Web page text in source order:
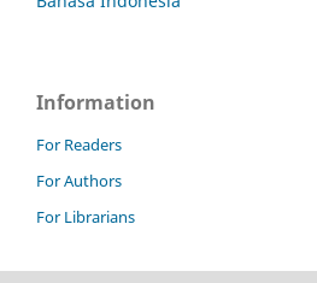
Information
For Readers
For Authors
For Librarians